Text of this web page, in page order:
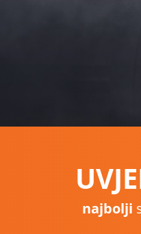
najbolji